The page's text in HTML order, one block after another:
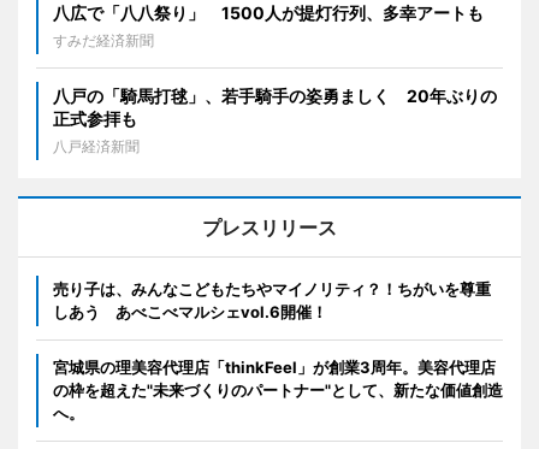
八広で「八八祭り」 1500人が提灯行列、多幸アートも
すみだ経済新聞
八戸の「騎馬打毬」、若手騎手の姿勇ましく 20年ぶりの
正式参拝も
八戸経済新聞
プレスリリース
売り子は、みんなこどもたちやマイノリティ？！ちがいを尊重
しあう あべこべマルシェvol.6開催！
宮城県の理美容代理店「thinkFeel」が創業3周年。美容代理店
の枠を超えた"未来づくりのパートナー"として、新たな価値創造
へ。